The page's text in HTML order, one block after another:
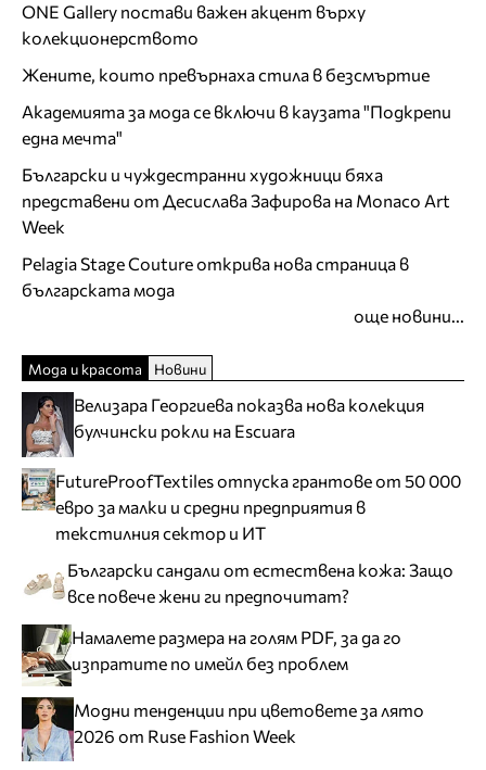
ONE Gallery постави важен акцент върху
колекционерството
Жените, които превърнаха стила в безсмъртие
Академията за мода се включи в каузата "Подкрепи
една мечта"
Български и чуждестранни художници бяха
представени от Десислава Зафирова на Monaco Art
Week
Pelagia Stage Couture открива нова страница в
българската мода
още новини...
Мода и красота Новини
Велизара Георгиева показва нова колекция
булчински рокли на Escuara
FutureProofTextiles отпуска грантове от 50 000
евро за малки и средни предприятия в
текстилния сектор и ИТ
Български сандали от естествена кожа: Защо
все повече жени ги предпочитат?
Намалете размера на голям PDF, за да го
изпратите по имейл без проблем
Модни тенденции при цветовете за лято
2026 от Ruse Fashion Week